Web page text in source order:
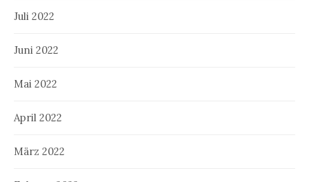
Juli 2022
Juni 2022
Mai 2022
April 2022
März 2022